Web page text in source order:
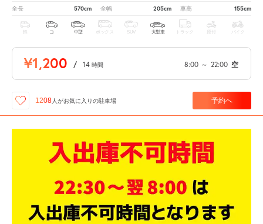
全長 570cm 全幅 205cm 車高 155cm
軽 コ 中型 ボックス SUV 大型車 トラック 原付 バイク
¥1,200 / 14 時間 8:00 ～ 22:00 空
1208人がお気に入りの駐車場 予約へ